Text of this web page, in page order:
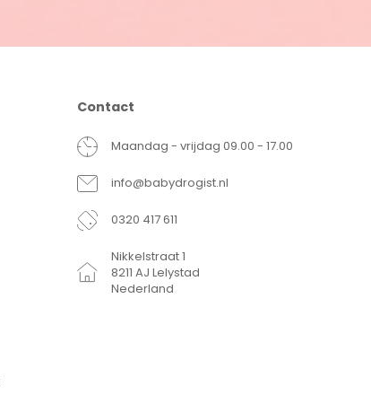
Contact
Maandag - vrijdag 09.00 - 17.00
info@babydrogist.nl
0320 417 611
Nikkelstraat 1
8211 AJ Lelystad
Nederland